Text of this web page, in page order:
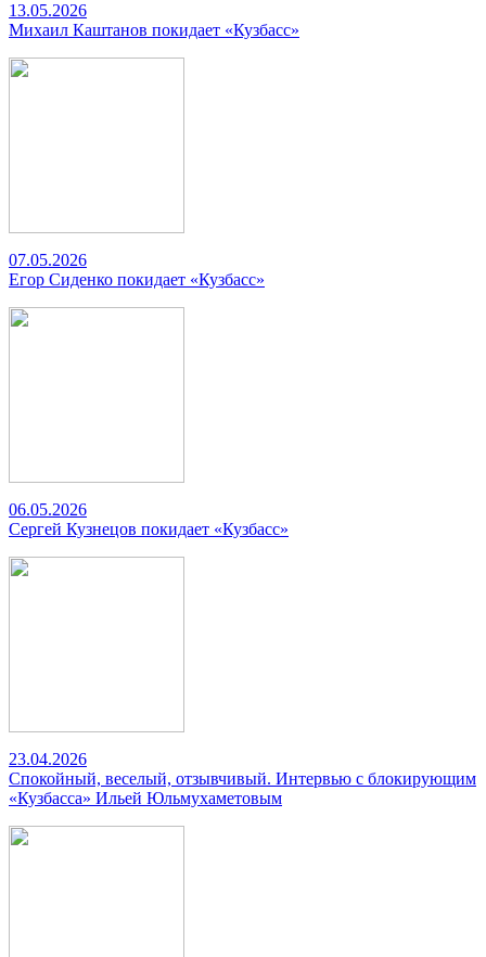
13.05.2026
Михаил Каштанов покидает «Кузбасс»
07.05.2026
Егор Сиденко покидает «Кузбасс»
06.05.2026
Сергей Кузнецов покидает «Кузбасс»
23.04.2026
Спокойный, веселый, отзывчивый. Интервью с блокирующим
«Кузбасса» Ильей Юльмухаметовым